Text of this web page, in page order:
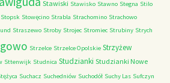
Stawiski Stawisko Stawno Stegna Stilo
Stopsk Stowęcino Strabla Strachomino Strachowo
Straszewo Stroby Strojec Stromiec Strubiny Strych
Strzelce Strzelce Opolskie Strzyżew
Sttenwijk Studnica Studzianki Studzianki Nowe
Suchacz Suchedniów Suchodół Suchy Las Sufczyn